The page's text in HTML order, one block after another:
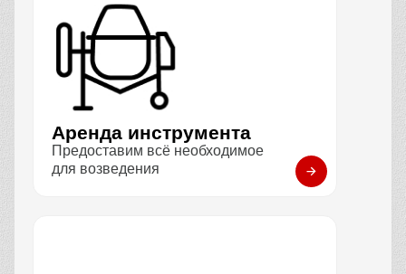
Аренда инструмента
Предоставим всё необходимое
для возведения